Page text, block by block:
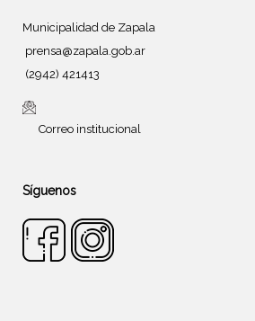
Municipalidad de Zapala
prensa@zapala.gob.ar
(2942) 421413
Correo institucional
Síguenos